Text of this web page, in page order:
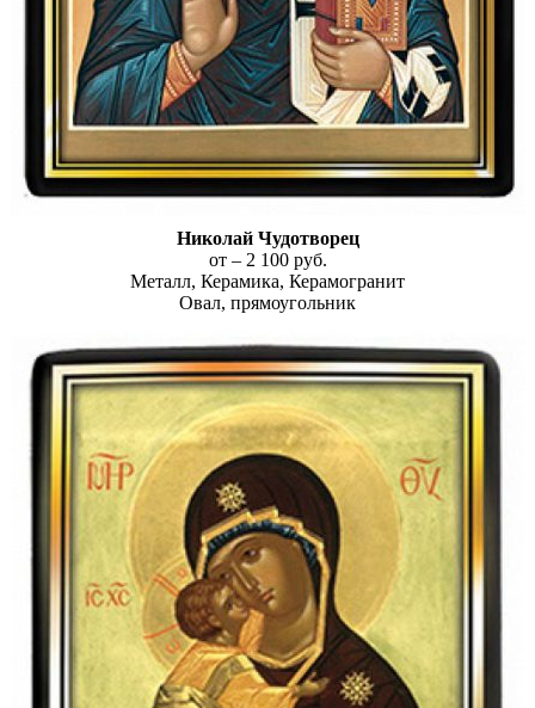
Николай Чудотворец
от – 2 100 руб.
Металл, Керамика, Керамогранит
Овал, прямоугольник